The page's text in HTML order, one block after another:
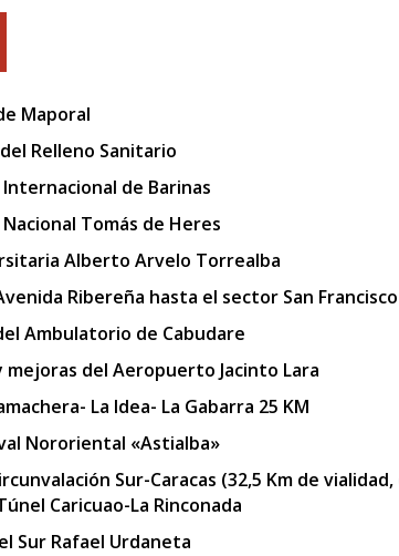
Maporal
Relleno Sanitario
de Barinas
Tomás de Heres
Alberto Arvelo Torrealba
Ribereña hasta el sector San Francisco
Ambulatorio de Cabudare
mejoras del Aeropuerto Jacinto Lara
La Idea- La Gabarra 25 KM
Nororiental «Astialba»
Sur-Caracas (32,5 Km de
Caricuao-La Rinconada
Sur Rafael Urdaneta